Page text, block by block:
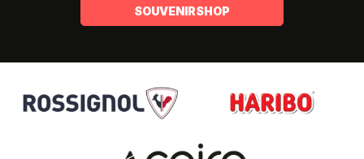
SOUVENIRSHOP